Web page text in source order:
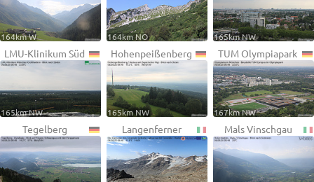
164km W 164km NO 165km NW
LMU-Klinikum Süd
165km NW
Hohenpeißenberg
165km NW
TUM Olympiapark
167km NW
Tegelberg Langenferner Mals Vinschgau